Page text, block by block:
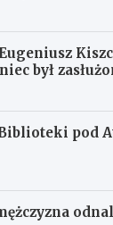
był
pod